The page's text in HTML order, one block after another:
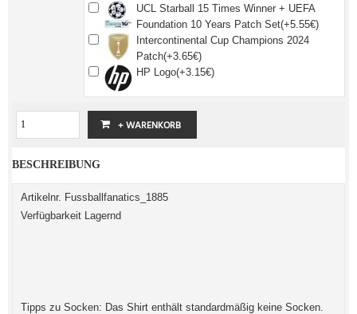
UCL Starball 15 Times Winner + UEFA
Foundation 10 Years Patch Set(+5.55€)
Intercontinental Cup Champions 2024
Patch(+3.65€)
HP Logo(+3.15€)
BESCHREIBUNG
Artikelnr. Fussballfanatics_1885
Verfügbarkeit Lagernd
Tipps zu Socken: Das Shirt enthält standardmäßig keine Socken.